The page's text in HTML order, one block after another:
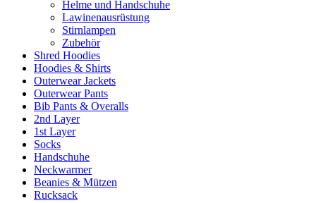
Helme und Handschuhe
Lawinenausrüstung
Stirnlampen
Zubehör
Shred Hoodies
Hoodies & Shirts
Outerwear Jackets
Outerwear Pants
Bib Pants & Overalls
2nd Layer
1st Layer
Socks
Handschuhe
Neckwarmer
Beanies & Mützen
Rucksack